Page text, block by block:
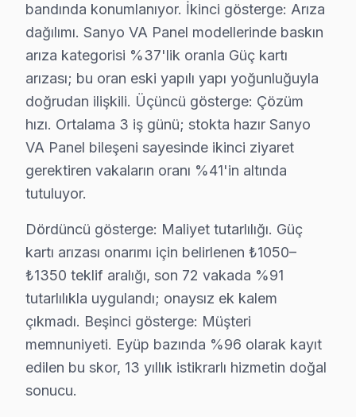
Mithatpaşa Mahallesi'nin yerel özelliklerini göz önünde
Nişancı'da Sanyo TV Servisi
Nişancı Mahallesi’nde yaşayanların Sanyo TV tamiri
Odayeri'nde Sanyo TV Servisi
Odayeri Mahallesi'nde Sanyo panel onarımı alacak
Pirinççi'de Sanyo TV Servisi
Pirinççi Mahallesi'nde Sanyo ekran bakımı almak
Rami Cuma'da Sanyo TV Servisi
Rami Cuma Mahallesi'ndeki Sanyo set sahiplerinin
Rami Yeni'de Sanyo TV Servisi
Rami Yeni Mahallesi sakinleri, Sanyo televizyon
Sakarya'da Sanyo TV Servisi
bandında konumlanıyor. İkinci gösterge: Arıza
dağılımı. Sanyo VA Panel modellerinde baskın
arıza kategorisi %37'lik oranla Güç kartı
arızası; bu oran eski yapılı yapı yoğunluğuyla
doğrudan ilişkili. Üçüncü gösterge: Çözüm
hızı. Ortalama 3 iş günü; stokta hazır Sanyo
VA Panel bileşeni sayesinde ikinci ziyaret
gerektiren vakaların oranı %41'in altında
tutuluyor.
Dördüncü gösterge: Maliyet tutarlılığı. Güç
kartı arızası onarımı için belirlenen ₺1050–
₺1350 teklif aralığı, son 72 vakada %91
tutarlılıkla uygulandı; onaysız ek kalem
çıkmadı. Beşinci gösterge: Müşteri
memnuniyeti. Eyüp bazında %96 olarak kayıt
edilen bu skor, 13 yıllık istikrarlı hizmetin doğal
sonucu.